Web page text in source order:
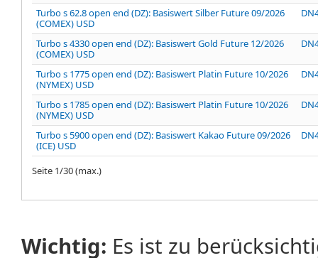
Turbo s 62.8 open end (DZ): Basiswert Silber Future 09/2026
(COMEX) USD
Turbo s 4330 open end (DZ): Basiswert Gold Future 12/2026
(COMEX) USD
Turbo s 1775 open end (DZ): Basiswert Platin Future 10/2026
(NYMEX) USD
Turbo s 1785 open end (DZ): Basiswert Platin Future 10/2026
(NYMEX) USD
Turbo s 5900 open end (DZ): Basiswert Kakao Future 09/2026
(ICE) USD
Seite 1/30(max.)
Wichtig: Es ist zu